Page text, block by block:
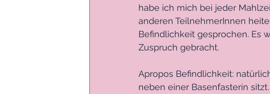
habe ich mich bei jeder
anderen TeilnehmerInnen
Befindlichkeit gesprochen. Es
Zuspruch gebracht.
Apropos Befindlichkeit:
neben einer Basenfasterin